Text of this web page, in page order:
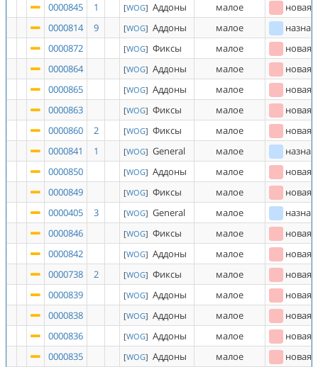
0000845
1 [WOG] Аддоны малое
новая
0000814
9 [WOG] Аддоны малое
0000872
[WOG] Фиксы малое
новая
0000864
[WOG] Аддоны малое
новая
0000865
[WOG] Аддоны малое
новая
0000863
[WOG] Фиксы малое
новая
0000860
2 [WOG] Фиксы малое
новая
0000841
1 [WOG] General малое
0000850
[WOG] Аддоны малое
новая
0000849
[WOG] Фиксы малое
новая
0000405
3 [WOG] General малое
0000846
[WOG] Фиксы малое
новая
0000842
[WOG] Аддоны малое
новая
0000738
2 [WOG] Фиксы малое
новая
0000839
[WOG] Аддоны малое
новая
0000838
[WOG] Аддоны малое
новая
0000836
[WOG] Аддоны малое
новая
0000835
[WOG] Аддоны малое новая